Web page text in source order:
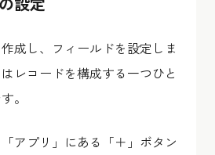
成し、フィールドを設定しま
レコードを構成する一つひと
。
アプリ」にある「＋」ボタン